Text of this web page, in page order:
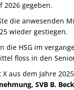
gegeben.
die anwesenden
wieder gestiegen.
die HSG im
floss in den
aus dem Jahre
SVB B.